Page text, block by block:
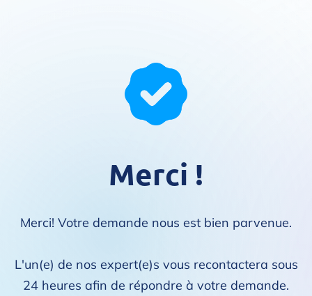
Merci !
Merci! Votre demande nous est bien parvenue.
L'un(e) de nos expert(e)s vous recontactera sous
24 heures afin de répondre à votre demande.